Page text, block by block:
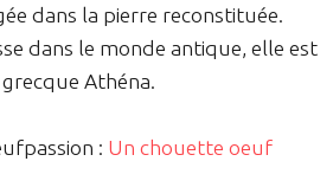
dans la pierre reconstituée.
dans le monde antique, elle est
grecque Athéna.
: Un chouette oeuf